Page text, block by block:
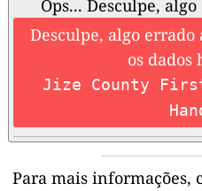
Ops... Desculpe,
Desculpe, algo errado
os dados
Jize County
Para mais informações,